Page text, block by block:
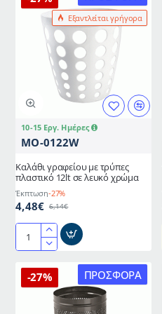
Εξαντλείται γρήγορα
10-15 Εργ. Ημέρες
MO-0122W
Καλάθι γραφείου με τρύπες
πλαστικό 12lt σε λευκό χρώμα
Έκπτωση-27%
4,48€ 6,14€
Καλάθι
με
τρύπες
πλαστικό
ΠΡΟΣΦΟΡΆ
-27%